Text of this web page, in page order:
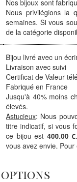
Nos bijoux sont
Nous privilégions la
semaines. Si vous
de la catégorie
Bijou livré avec un
Livraison avec suivi
Certificat de Valeur
Fabriqué en France
Jusqu'à 40% moins
élevés.
Astucieux: Nous
titre indicatif, si vous
ce bijou est 400.00 €
vous avez envie.
options